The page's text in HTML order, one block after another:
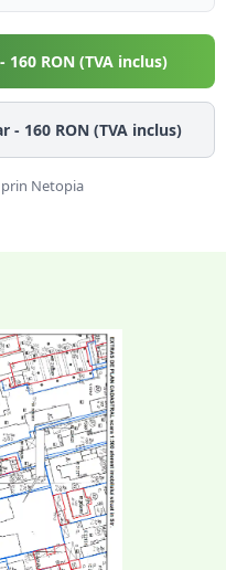
160RON (TVA inclus)
- 160RON (TVA inclus)
Netopia